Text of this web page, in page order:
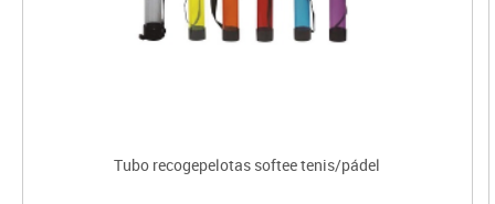
Tubo recogepelotas softee tenis/pádel